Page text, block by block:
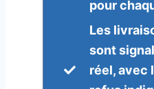
pour
Les
sont
réel, avec